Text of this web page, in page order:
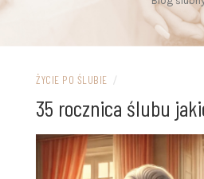
ŻYCIE PO ŚLUBIE /
35 rocznica ślubu